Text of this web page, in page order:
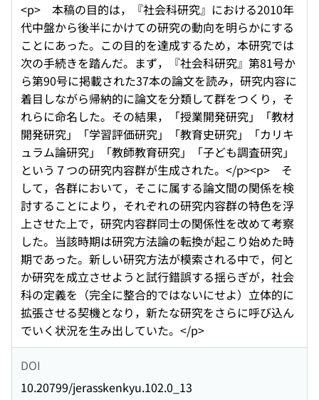
<p> 本稿の目的は，『社会科研究』における2010年
代中盤から後半にかけての研究の動向を明らかにする
ことにあった。この目的を達成するため，本研究では
次の手続きを踏んだ。まず，『社会科研究』第81号か
ら第90号に掲載された37本の論文を読み，研究内容に
着目しながら帰納的に論文を分類して群をつくり，そ
れらに命名した。その結果，「授業開発研究」「教材
開発研究」「学習評価研究」「教育史研究」「カリキ
ュラム論研究」「教師教育研究」「子ども調査研究」
という７つの研究内容群が生成された。</p><p> そ
して，各群において，そこに属する論文間の関係を検
討することにより，それぞれの研究内容群の特色を浮
上させた上で，研究内容群同士の関係性を改めて考察
した。当該時期は研究方法論の転換が起こり始めた時
期であった。新しい研究方法が模索される中で，何と
か研究を成立させようと試行錯誤する揺らぎが，社会
科の定義を（完全に整合的ではないにせよ）立体的に
拡張させる契機となり，新たな研究をさらに呼び込ん
でいく状況を生み出していた。</p>
DOI
10.20799/jerasskenkyu.102.0_13